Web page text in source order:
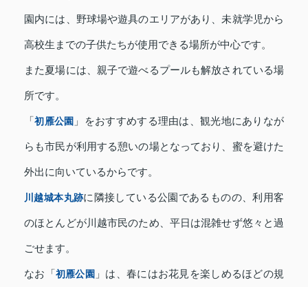
園内には、野球場や遊具のエリアがあり、未就学児から
高校生までの子供たちが使用できる場所が中心です。
また夏場には、親子で遊べるプールも解放されている場
所です。
「初雁公園 」をおすすめする理由は、観光地にありなが
らも市民が利用する憩いの場となっており、蜜を避けた
外出に向いているからです。
川越城本丸跡に隣接している公園であるものの、利用客
のほとんどが川越市民のため、平日は混雑せず悠々と過
ごせます。
なお「初雁公園 」は、春にはお花見を楽しめるほどの規